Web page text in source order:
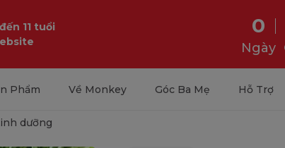
11 tuổi
0
Ngày
Phẩm Về Monkey Góc Ba Mẹ Hỗ Trợ
dưỡng